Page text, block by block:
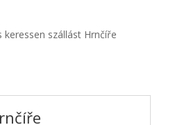
szállást Hrnčíře